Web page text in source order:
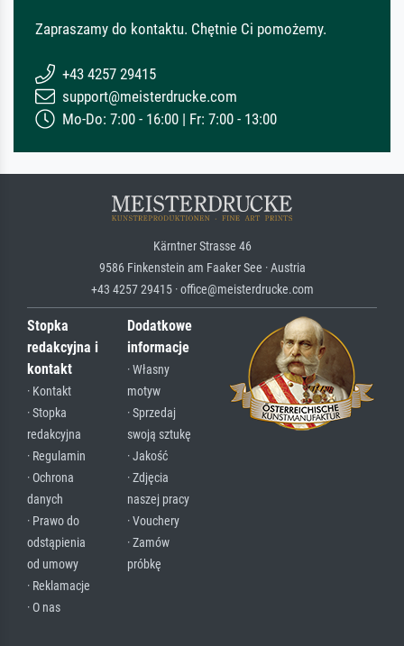
Zapraszamy do kontaktu. Chętnie Ci pomożemy.
+43 4257 29415
support@meisterdrucke.com
Mo-Do: 7:00 - 16:00 | Fr: 7:00 - 13:00
Kärntner Strasse 46
9586 Finkenstein am Faaker See · Austria
+43 4257 29415 · office@meisterdrucke.com
Stopka
redakcyjna i
kontakt
· Kontakt
· Stopka
redakcyjna
· Regulamin
· Ochrona
danych
· Prawo do
odstąpienia
od umowy
· Reklamacje
· O nas
Dodatkowe
informacje
· Własny
motyw
· Sprzedaj
swoją sztukę
· Jakość
· Zdjęcia
naszej pracy
· Vouchery
· Zamów
próbkę